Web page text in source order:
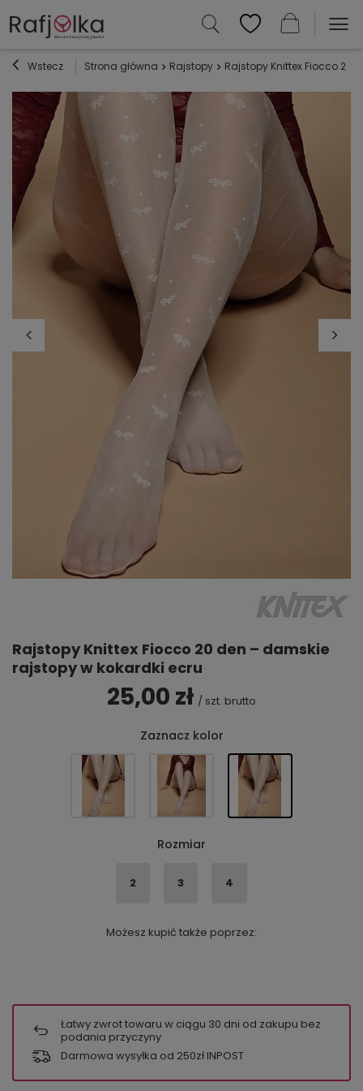
Wstecz Strona główna Rajstopy Rajstopy Knittex Fiocco 20
Rajstopy Knittex Fiocco 20 den – damskie
rajstopy w kokardki ecru
25,00 zł / szt. brutto
Zaznacz kolor
Rozmiar
2 3 4
Możesz kupić także poprzez:
Łatwy zwrot towaru w ciągu 30 dni od zakupu bez
podania przyczyny
Darmowa wysyłka od 250zł INPOST